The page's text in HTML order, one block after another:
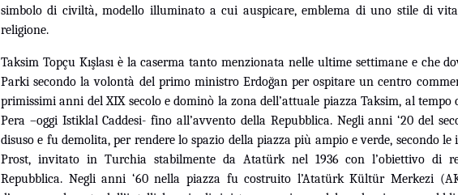
simbolo di civiltà, modello illuminato a cui auspicare, emblema di uno stile di
religione.
Taksim Topçu Kışlası è la caserma tanto menzionata nelle ultime settimane e che
Parki secondo la volontà del primo ministro Erdoğan per ospitare un centro
primissimi anni del XIX secolo e dominò la zona dell’attuale piazza Taksim, al tempo
Pera –oggi Istiklal Caddesi- fino all’avvento della Repubblica. Negli anni ‘20 del
disuso e fu demolita, per rendere lo spazio della piazza più ampio e verde, secondo
Prost, invitato in Turchia stabilmente da Atatürk nel 1936 con l’obiettivo di
Repubblica. Negli anni ‘60 nella piazza fu costruito l’Atatürk Kültür Merkezi